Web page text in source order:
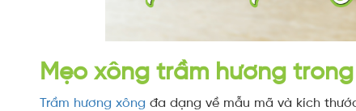
Mẹo xông trầm hương
Trầm hương xông đa dạng về mẫu mã và kích